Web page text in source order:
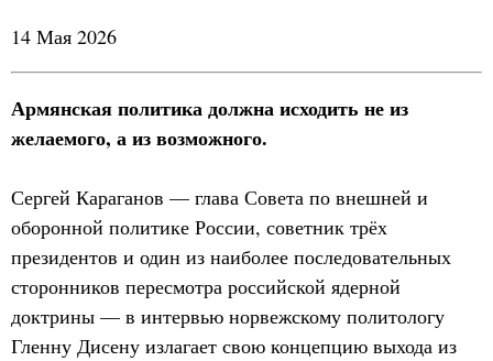
14 Мая 2026
Армянская политика должна исходить не из
желаемого, а из возможного.
Сергей Караганов — глава Совета по внешней и
оборонной политике России, советник трёх
президентов и один из наиболее последовательных
сторонников пересмотра российской ядерной
доктрины — в интервью норвежскому политологу
Гленну Дисену излагает свою концепцию выхода из